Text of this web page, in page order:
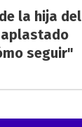
la hija del
seguir"